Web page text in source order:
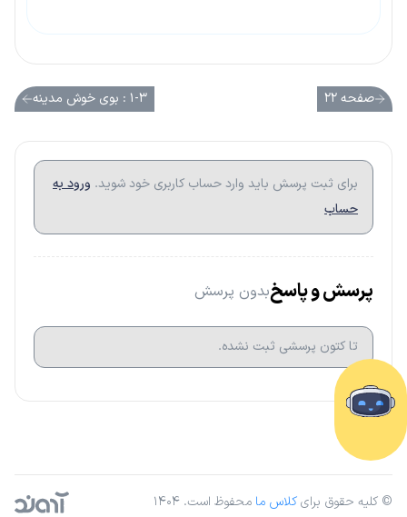
صفحه ۲۲ ۱-۳ : بوی خوش مدینه
برای ثبت پرسش باید وارد حساب کاربری خود شوید. ورود به
حساب
پرسش و پاسخبدون پرسش
تا کتون پرسشی ثبت نشده.
© کلیه حقوق برایکلاس ما محفوظ است. ۱۴۰۴